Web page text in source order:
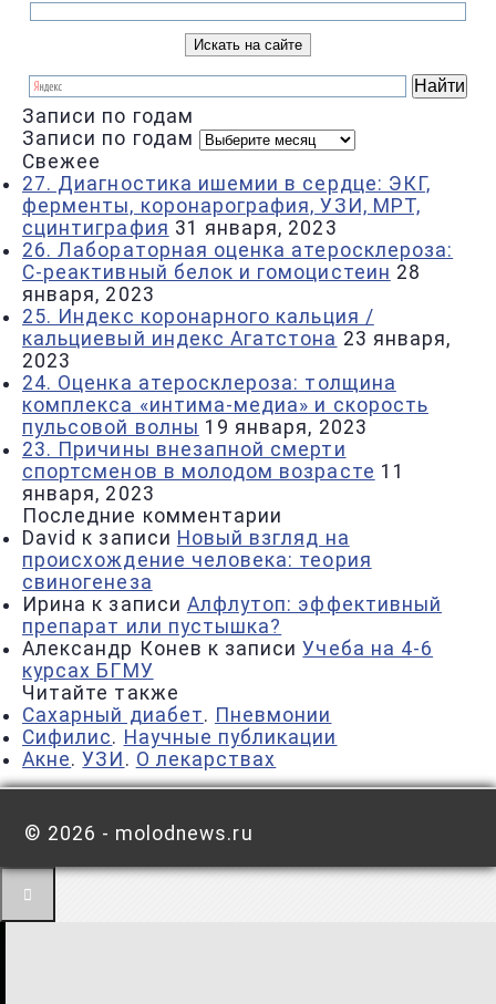
Записи по годам
Записи по годам
Свежее
27. Диагностика ишемии в сердце: ЭКГ,
ферменты, коронарография, УЗИ, МРТ,
сцинтиграфия 31 января, 2023
26. Лабораторная оценка атеросклероза:
С-реактивный белок и гомоцистеин 28
января, 2023
25. Индекс коронарного кальция /
кальциевый индекс Агатстона 23 января,
2023
24. Оценка атеросклероза: толщина
комплекса «интима-медиа» и скорость
пульсовой волны 19 января, 2023
23. Причины внезапной смерти
спортсменов в молодом возрасте 11
января, 2023
Последние комментарии
David к записи Новый взгляд на
происхождение человека: теория
свиногенеза
Ирина к записи Алфлутоп: эффективный
препарат или пустышка?
Александр Конев к записиУчеба на 4-6
курсах БГМУ
Читайте также
Сахарный диабет. Пневмонии
Сифилис. Научные публикации
Акне.УЗИ . О лекарствах
© 2026 - molodnews.ru